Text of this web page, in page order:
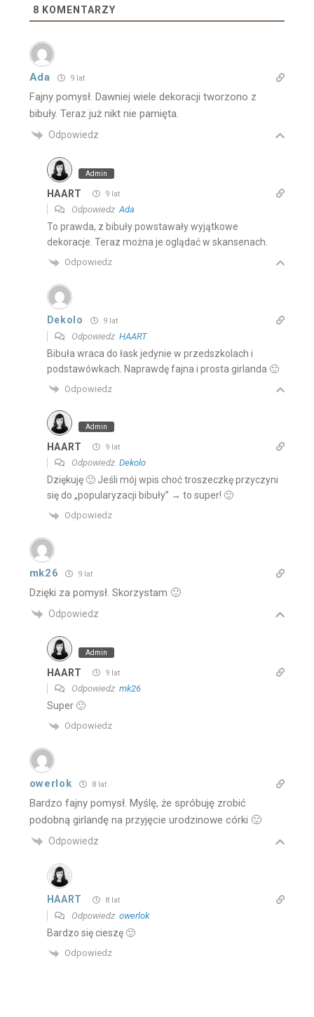
8 KOMENTARZY
Ada 9 lat
Fajny pomysł. Dawniej wiele dekoracji tworzono z
bibuły. Teraz już nikt nie pamięta.
Odpowiedz
Admin
HAART 9 lat
OdpowiedzAda
To prawda, z bibuły powstawały wyjątkowe
dekoracje. Teraz można je oglądać w skansenach.
Odpowiedz
Dekolo 9 lat
Odpowiedz HAART
Bibuła wraca do łask jedynie w przedszkolach i
podstawówkach. Naprawdę fajna i prosta girlanda 🙂
Odpowiedz
Admin
HAART 9 lat
Odpowiedz Dekolo
Dziękuję 🙂 Jeśli mój wpis choć troszeczkę przyczyni
się do „popularyzacji bibuły” → to super! 🙂
Odpowiedz
mk26 9 lat
Dzięki za pomysł. Skorzystam 🙂
Odpowiedz
Admin
HAART 9 lat
Odpowiedz mk26
Super 🙂
Odpowiedz
owerlok 8 lat
Bardzo fajny pomysł. Myślę, że spróbuję zrobić
podobną girlandę na przyjęcie urodzinowe córki 🙂
Odpowiedz
HAART 8 lat
Odpowiedz owerlok
Bardzo się cieszę 🙂
Odpowiedz